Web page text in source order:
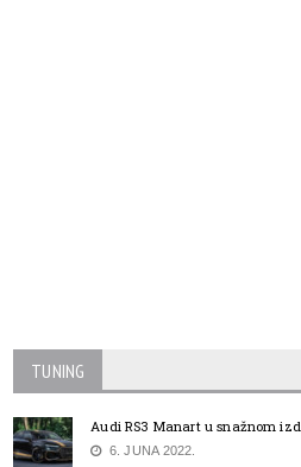
TUNING
Audi RS3 Manart u snažnom
6. JUNA 2022.